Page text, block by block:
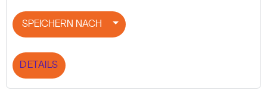
SPEICHERN NACH
DETAILS